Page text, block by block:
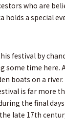
who are
a special
festival by
time here.
boats on a
is far more
the final
late 17th